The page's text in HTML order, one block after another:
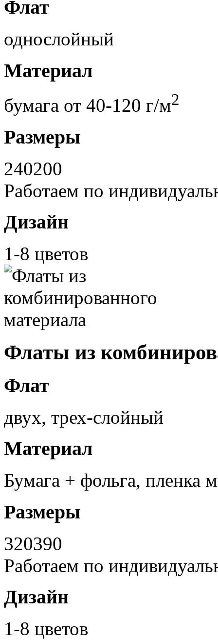
Флат
однослойный
Материал
бумага от 40-120 г/м2
Размеры
240200
Работаем по
Дизайн
1-8 цветов
Флаты из
Флат
двух, трех-слойный
Материал
Бумага + фольга, пленка
Размеры
320390
Работаем по
Дизайн
1-8 цветов